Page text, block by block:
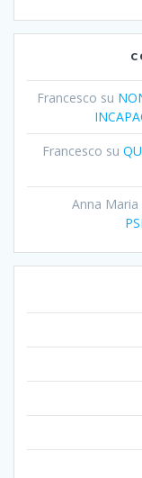
Francesco su
Francesco su
Anna Maria